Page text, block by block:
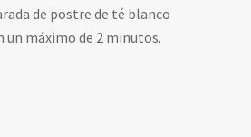
de postre de té blanco
un máximo de 2 minutos.